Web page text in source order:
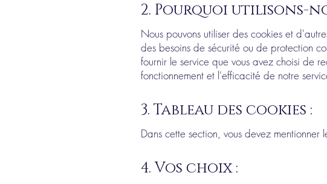
2. Pourquoi utilisons-
Nous pouvons utiliser des cookies et
des besoins de sécurité ou de protection
fournir le service que vous avez choisi de
fonctionnement et l'efficacité de notre
3. Tableau des cookies :
Dans cette section, vous devez mentionner
4. Vos choix :